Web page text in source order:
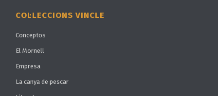
COL·LECCIONS VINCLE
Conceptos
El Mornell
Empresa
La canya de pescar